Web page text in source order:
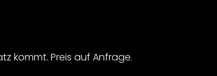
kommt. Preis auf Anfrage.